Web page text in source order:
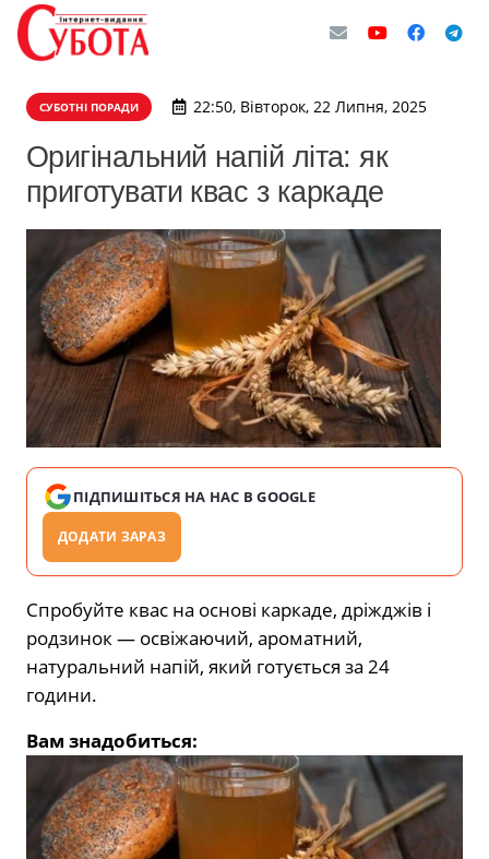
СУБОТНІ ПОРАДИ 22:50, Вівторок, 22 Липня, 2025
Оригінальний напій літа: як
приготувати квас з каркаде
ПІДПИШІТЬСЯ НА НАС В GOOGLE
ДОДАТИ ЗАРАЗ
Спробуйте квас на основі каркаде, дріжджів і
родзинок — освіжаючий, ароматний,
натуральний напій, який готується за 24
години.
Вам знадобиться: